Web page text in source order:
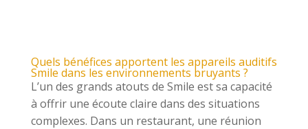
Quels bénéfices apportent les appareils auditifs
Smile dans les environnements bruyants ?
L’un des grands atouts de Smile est sa capacité
à offrir une écoute claire dans des situations
complexes. Dans un restaurant, une réunion